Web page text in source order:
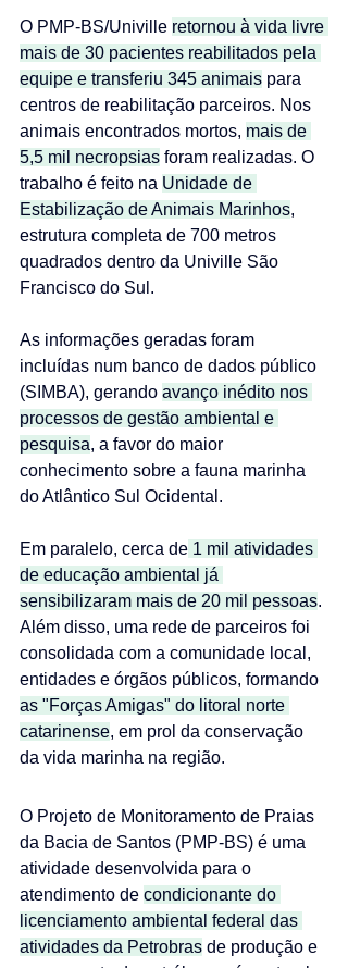
O PMP-BS/Univille retornou à vida livre
mais de 30 pacientes reabilitados pela
equipe e transferiu 345 animais para
centros de reabilitação parceiros. Nos
animais encontrados mortos, mais de
5,5 mil necropsias foram realizadas. O
trabalho é feito na Unidade de
Estabilização de Animais Marinhos,
estrutura completa de 700 metros
quadrados dentro da Univille São
Francisco do Sul.
As informações geradas foram
incluídas num banco de dados público
(SIMBA), gerando avanço inédito nos
processos de gestão ambiental e
pesquisa, a favor do maior
conhecimento sobre a fauna marinha
do Atlântico Sul Ocidental.
Em paralelo, cerca de 1 mil atividades
de educação ambiental já
sensibilizaram mais de 20 mil pessoas.
Além disso, uma rede de parceiros foi
consolidada com a comunidade local,
entidades e órgãos públicos, formando
as "Forças Amigas" do litoral norte
catarinense, em prol da conservação
da vida marinha na região.
O Projeto de Monitoramento de Praias
da Bacia de Santos (PMP-BS) é uma
atividade desenvolvida para o
atendimento de condicionante do
licenciamento ambiental federal das
atividades da Petrobras de produção e